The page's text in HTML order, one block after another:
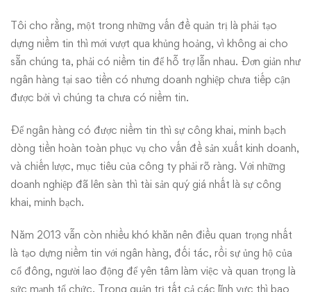
Tôi cho rằng, một trong những vấn đề quản trị là phải tạo
dựng niềm tin thì mới vượt qua khủng hoảng, vì không ai cho
sẵn chúng ta, phải có niềm tin để hỗ trợ lẫn nhau. Đơn giản như
ngân hàng tại sao tiền có nhưng doanh nghiệp chưa tiếp cận
được bởi vì chúng ta chưa có niềm tin.
Để ngân hàng có được niềm tin thì sự công khai, minh bạch
dòng tiền hoàn toàn phục vụ cho vấn đề sản xuất kinh doanh,
và chiến lược, mục tiêu của công ty phải rõ ràng. Với những
doanh nghiệp đã lên sàn thì tài sản quý giá nhất là sự công
khai, minh bạch.
Năm 2013 vẫn còn nhiều khó khăn nên điều quan trọng nhất
là tạo dựng niềm tin với ngân hàng, đối tác, rồi sự ủng hộ của
cổ đông, người lao động để yên tâm làm việc và quan trọng là
sức mạnh tổ chức. Trong quản trị tất cả các lĩnh vực thì bao